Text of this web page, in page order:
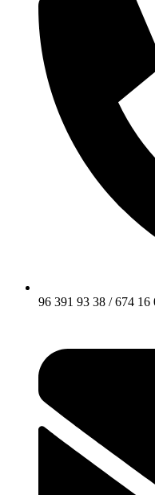
96 391 93 38 / 674 16